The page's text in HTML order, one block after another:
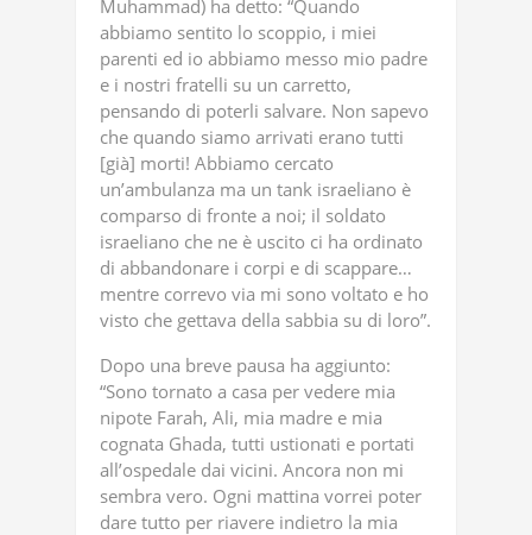
Muhammad) ha detto: “Quando
abbiamo sentito lo scoppio, i miei
parenti ed io abbiamo messo mio padre
e i nostri fratelli su un carretto,
pensando di poterli salvare. Non sapevo
che quando siamo arrivati erano tutti
[già] morti! Abbiamo cercato
un’ambulanza ma un tank israeliano è
comparso di fronte a noi; il soldato
israeliano che ne è uscito ci ha ordinato
di abbandonare i corpi e di scappare…
mentre correvo via mi sono voltato e ho
visto che gettava della sabbia su di loro”.
Dopo una breve pausa ha aggiunto:
“Sono tornato a casa per vedere mia
nipote Farah, Ali, mia madre e mia
cognata Ghada, tutti ustionati e portati
all’ospedale dai vicini. Ancora non mi
sembra vero. Ogni mattina vorrei poter
dare tutto per riavere indietro la mia